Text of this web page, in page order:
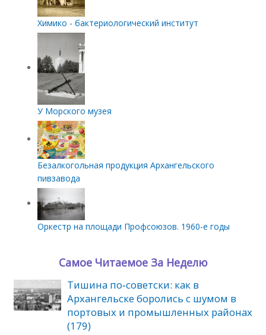
Химико - бактериологический институт
У Морского музея
Безалкогольная продукция Архангельского
пивзавода
Оркестр на площади Профсоюзов. 1960-е годы
Самое Читаемое За Неделю
Тишина по‑советски: как в
Архангельске боролись с шумом в
портовых и промышленных районах
(179)